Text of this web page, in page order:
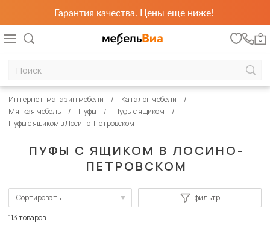
Гарантия качества. Цены еще ниже!
0
ПУФЫ С ЯЩИКОМ В ЛОСИНО-
ПЕТРОВСКОМ
Интернет-магазин мебели
Каталог мебели
Мягкая мебель
Пуфы
Пуфы с ящиком
Пуфы с ящиком в Лосино-Петровском
Сортировать
фильтр
113 товаров